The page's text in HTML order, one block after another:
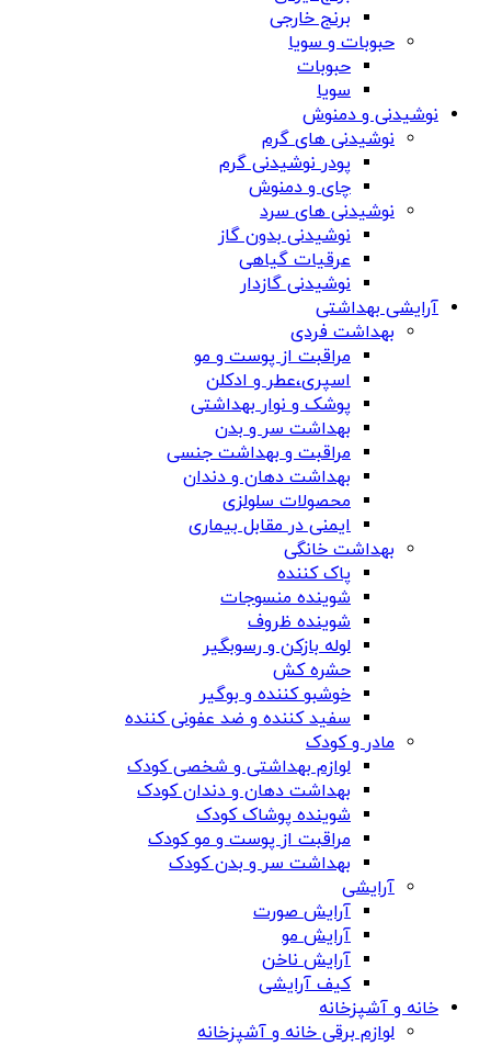
برنج خارجی
حبوبات و سویا
حبوبات
سویا
نوشیدنی و دمنوش
نوشیدنی های گرم
پودر نوشیدنی گرم
چای و دمنوش
نوشیدنی های سرد
نوشیدنی بدون گاز
عرقیات گیاهی
نوشیدنی گازدار
آرایشی بهداشتی
بهداشت فردی
مراقبت از پوست و مو
اسپری،عطر و ادکلن
پوشک و نوار بهداشتی
بهداشت سر و بدن
مراقبت و بهداشت جنسی
بهداشت دهان و دندان
محصولات سلولزی
ایمنی در مقابل بیماری
بهداشت خانگی
پاک کننده
شوینده منسوجات
شوینده ظروف
لوله بازکن و رسوبگیر
حشره کش
خوشبو کننده و بوگیر
سفید کننده و ضد عفونی کننده
مادر و کودک
لوازم بهداشتی و شخصی کودک
بهداشت دهان و دندان کودک
شوینده پوشاک کودک
مراقبت از پوست و مو کودک
بهداشت سر و بدن کودک
آرایشی
آرایش صورت
آرایش مو
آرایش ناخن
کیف آرایشی
خانه و آشپزخانه
لوازم برقی خانه و آشپزخانه